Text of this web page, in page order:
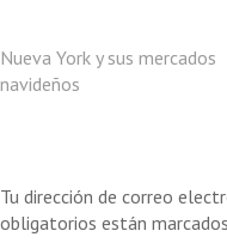
Navegación
de
Nueva York y sus mercados
navideños
Tu dirección de correo
obligatorios están